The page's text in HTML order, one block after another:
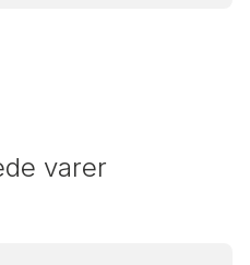
varer